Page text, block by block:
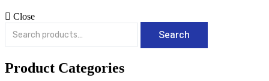
Close
Search
for:
Search
Product Categories